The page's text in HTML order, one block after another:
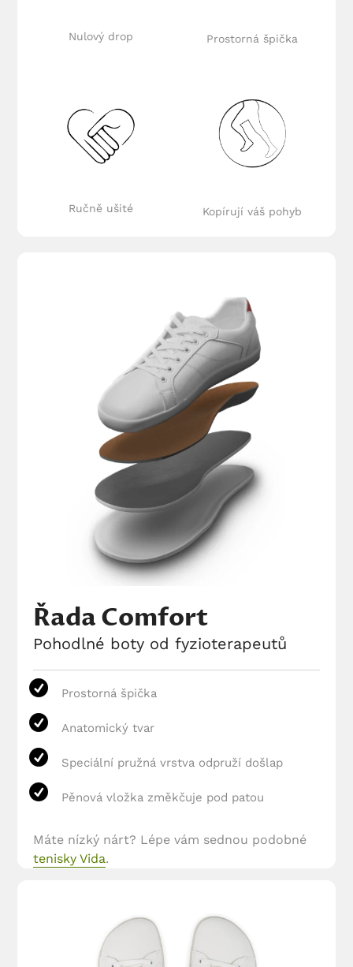
Nulový drop Prostorná špička
Ručně ušité Kopírují váš pohyb
Řada Comfort
Pohodlné boty od fyzioterapeutů
Prostorná špička
Anatomický tvar
Speciální pružná vrstva odpruží došlap
Pěnová vložka změkčuje pod patou
Máte nízký nárt? Lépe vám sednou podobné
tenisky Vida.